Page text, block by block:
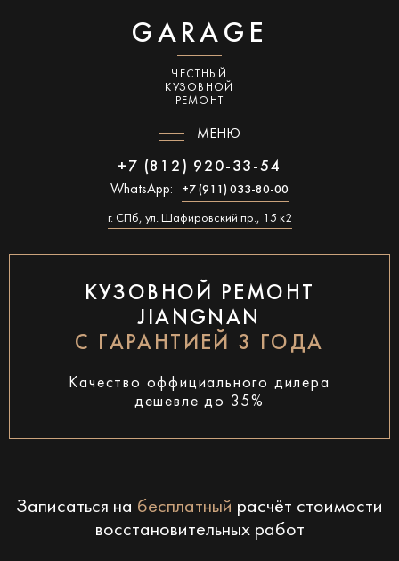
GARAGE
ЧЕСТНЫЙ
КУЗОВНОЙ
РЕМОНТ
МЕНЮ
+7 (812) 920-33-54
WhatsApp: +7 (911) 033-80-00
г. СПб, ул. Шафировский пр., 15 к2
КУЗОВНОЙ РЕМОНТ
JIANGNAN
С ГАРАНТИЕЙ 3 ГОДА
Качество оффициального дилера
дешевле до 35%
Записаться на бесплатный расчёт стоимости
восстановительных работ